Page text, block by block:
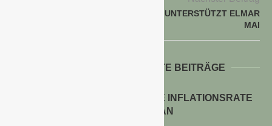
GARTENLAND ASCHERSLEBEN UNTERSTÜTZT ELMAR
MAI
WEITERE INTERESSANTE BEITRÄGE
ENERGIEPREISE TREIBEN DIE INFLATIONSRATE
IM JULI 2026 AN